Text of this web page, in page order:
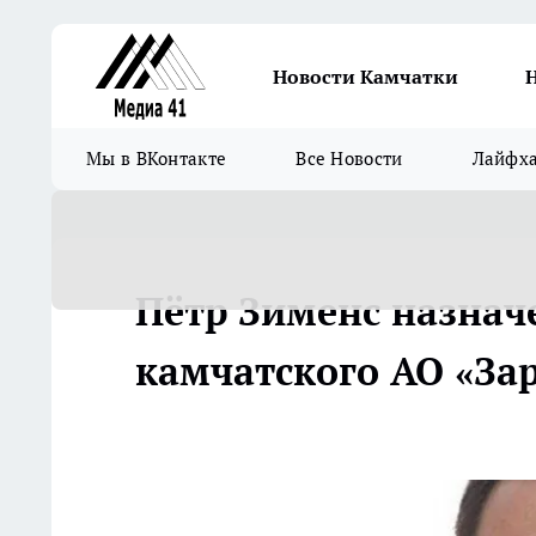
Новости Камчатки
Мы в ВКонтакте Все Новости
Пётр Зименс
камчатского АО